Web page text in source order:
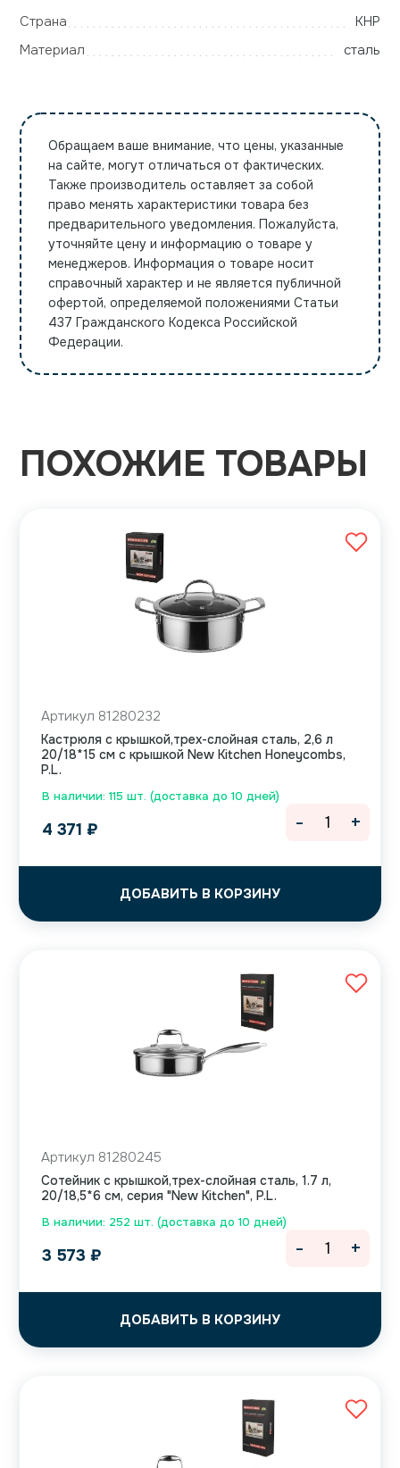
Страна
КНР
Материал
сталь
Обращаем ваше внимание, что цены, указанные
на сайте, могут отличаться от фактических.
Также производитель оставляет за собой
право менять характеристики товара без
предварительного уведомления. Пожалуйста,
уточняйте цену и информацию о товаре у
менеджеров. Информация о товаре носит
справочный характер и не является публичной
офертой, определяемой положениями Статьи
437 Гражданского Кодекса Российской
Федерации.
ПОХОЖИЕ ТОВАРЫ
В наличии: 115 шт. (доставка до 10 дней)
Артикул 81280232
Кастрюля с крышкой,трех-слойная сталь, 2,6 л
20/18*15 см с крышкой New Kitchen Honeycombs,
P.L.
4 371 ₽
ДОБАВИТЬ В КОРЗИНУ
- +
В наличии: 252 шт. (доставка до 10 дней)
Артикул 81280245
Сотейник с крышкой,трех-слойная сталь, 1.7 л,
20/18,5*6 см, серия "New Kitchen", P.L.
3 573 ₽
ДОБАВИТЬ В КОРЗИНУ
- +